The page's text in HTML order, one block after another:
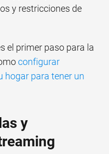
y restricciones de
el primer paso para la
configurar
hogar para tener un
y